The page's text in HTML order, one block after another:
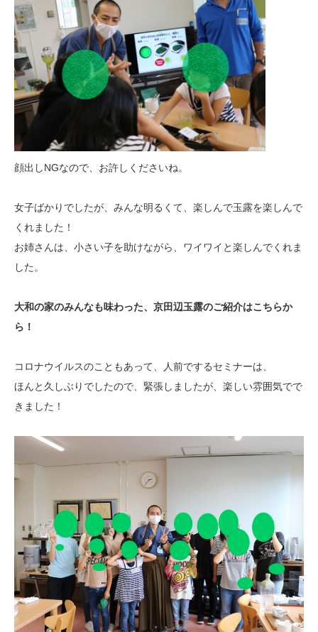
顔出しNGなので、お許しくださいね。
女子ばかりでしたが、みんな明るくて、楽しんで玉露を楽しんで
くれました！
お姉さんは、小さい子を助けながら、ワイワイと楽しんでくれま
した。
大和の家のみんなも味わった、京田辺玉露のご紹介はこちらか
ら！
コロナウイルスのこともあって、人前でするセミナーは、
ほんと久しぶりでしたので、緊張しましたが、楽しい雰囲気でで
きました！